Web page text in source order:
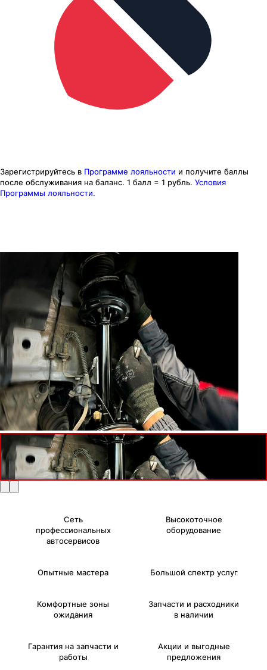
Зарегистрируйтесь в Программе лояльности и получите баллы
после обслуживания на баланс. 1 балл = 1 рубль. Условия
Программы лояльности.
Сеть
профессиональных
автосервисов
Высокоточное
оборудование
Опытные мастера Большой спектр услуг
Комфортные зоны
ожидания
Запчасти и расходники
в наличии
Гарантия на запчасти и
работы
Акции и выгодные
предложения